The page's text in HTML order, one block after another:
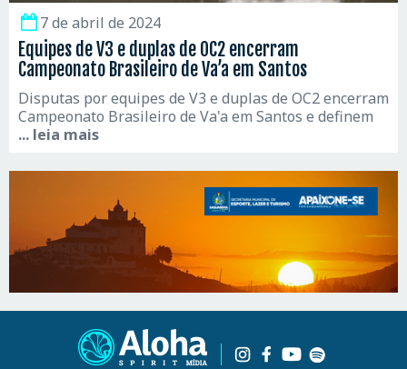
7 de abril de 2024
Equipes de V3 e duplas de OC2 encerram
Campeonato Brasileiro de Va’a em Santos
Disputas por equipes de V3 e duplas de OC2 encerram
Campeonato Brasileiro de Va'a em Santos e definem
... leia mais